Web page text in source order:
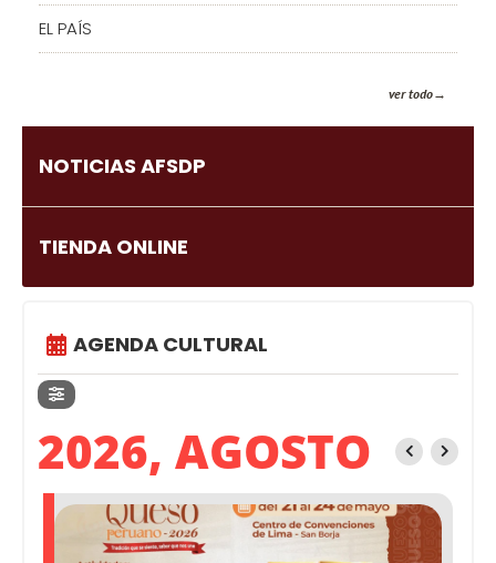
EL PAÍS
ver todo
NOTICIAS AFSDP
TIENDA ONLINE
AGENDA CULTURAL
2026, AGOSTO